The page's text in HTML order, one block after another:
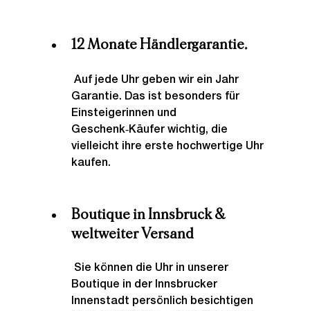
12 Monate Händlergarantie.
Garantie. Das ist besonders für
Einsteigerinnen und
Geschenk‑Käufer wichtig, die
vielleicht ihre erste hochwertige Uhr
kaufen.
Boutique in Innsbruck &
weltweiter Versand
Boutique in der Innsbrucker
Innenstadt persönlich besichtigen